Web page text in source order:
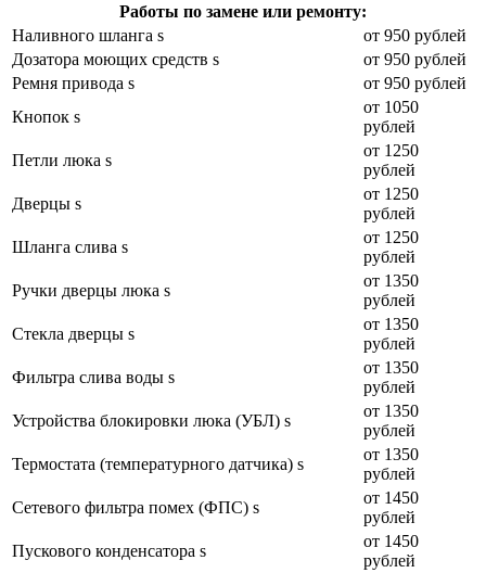
Работы по замене или ремонту:
Наливного шланга s
от 950 рублей
Дозатора моющих средств s
от 950 рублей
Ремня привода s
от 950 рублей
Кнопок s
от 1050
рублей
Петли люка s
от 1250
рублей
Дверцы s
от 1250
рублей
Шланга слива s
от 1250
рублей
Ручки дверцы люка s
от 1350
рублей
Стекла дверцы s
от 1350
рублей
Фильтра слива воды s
от 1350
рублей
Устройства блокировки люка (УБЛ) s
от 1350
рублей
Термостата (температурного датчика) s
от 1350
рублей
Сетевого фильтра помех (ФПС) s
от 1450
рублей
Пускового конденсатора s
от 1450
рублей